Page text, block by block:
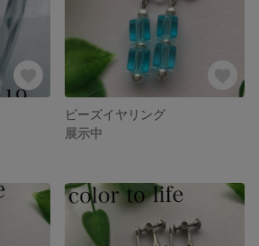
ビーズイヤリング
展示中